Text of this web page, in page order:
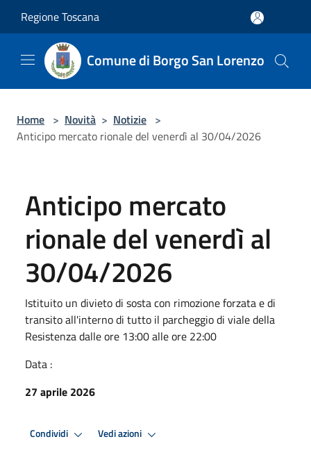
Regione Toscana
Comune di Borgo San Lorenzo
Home > Novità > Notizie >
Anticipo mercato rionale del venerdì al 30/04/2026
Anticipo mercato
rionale del venerdì al
30/04/2026
Istituito un divieto di sosta con rimozione forzata e di
transito all'interno di tutto il parcheggio di viale della
Resistenza dalle ore 13:00 alle ore 22:00
Data :
27 aprile 2026
Condividi Vedi azioni